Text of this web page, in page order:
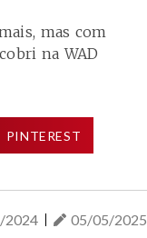
mas com
na WAD
PINTEREST
2024 05/05/2025